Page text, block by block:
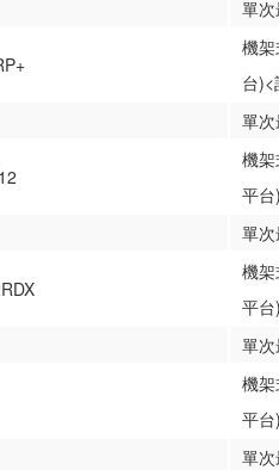
單
機
台
單
機
平
單
機
平
單
機
平
單